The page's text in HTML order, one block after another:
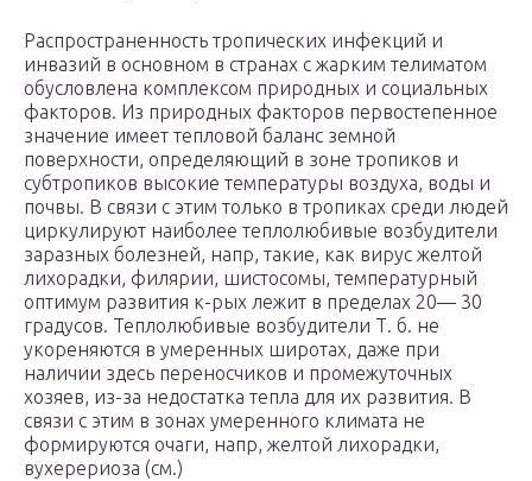
Распространенность тропических инфекций и
инвазий в основном в странах с жарким телиматом
обусловлена комплексом природных и социальных
факторов. Из природных факторов первостепенное
значение имеет тепловой баланс земной
поверхности, определяющий в зоне тропиков и
субтропиков высокие температуры воздуха, воды и
почвы. В связи с этим только в тропиках среди людей
циркулируют наиболее теплолюбивые возбудители
заразных болезней, напр, такие, как вирус желтой
лихорадки, филярии, шистосомы, температурный
оптимум развития к-рых лежит в пределах 20— 30
градусов. Теплолюбивые возбудители Т. б. не
укореняются в умеренных широтах, даже при
наличии здесь переносчиков и промежуточных
хозяев, из-за недостатка тепла для их развития. В
связи с этим в зонах умеренного климата не
формируются очаги, напр, желтой лихорадки,
вухерериоза (см.)